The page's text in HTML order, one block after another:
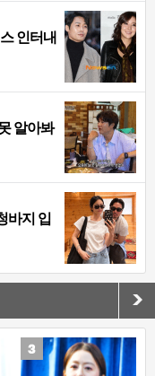
인터내
알아봐
바지 입